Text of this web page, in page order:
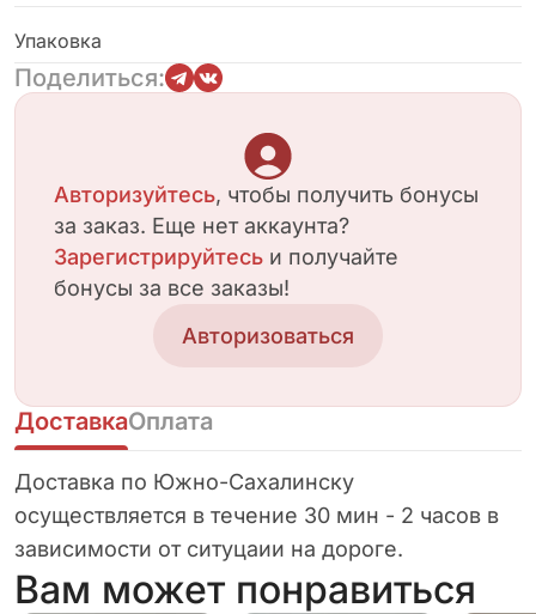
Упаковка
Поделиться:
Авторизуйтесь, чтобы получить бонусы
за заказ. Еще нет аккаунта?
Зарегистрируйтесь и получайте
бонусы за все заказы!
Авторизоваться
ДоставкаОплата
Доставка по Южно-Сахалинску
осуществляется в течение 30 мин - 2 часов в
зависимости от ситуцаии на дороге.
Вам может понравиться